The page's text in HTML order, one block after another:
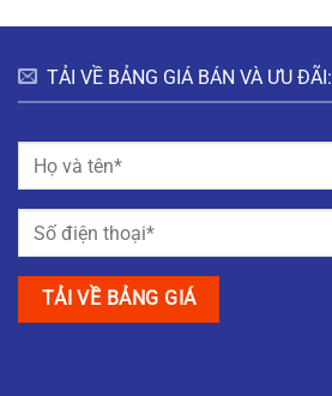
TẢI VỀ BẢNG GIÁ BÁN VÀ ƯU ĐÃI: